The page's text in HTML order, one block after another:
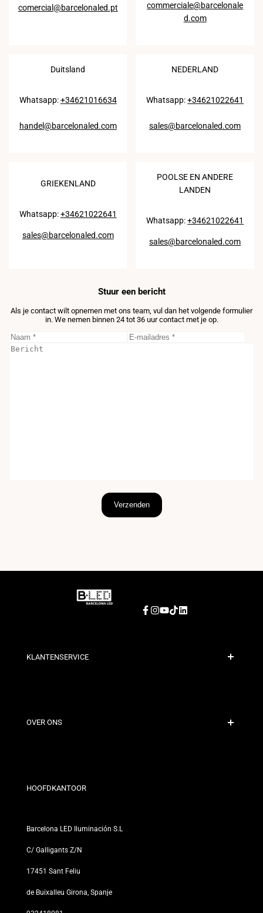
comercial@barcelonaled.pt
commerciale@barcelonale
d.com
Duitsland
Whatsapp:+34621016634
handel@barcelonaled.com
NEDERLAND
Whatsapp:+34621022641
sales@barcelonaled.com
GRIEKENLAND
Whatsapp:+34621022641
sales@barcelonaled.com
POOLSE EN ANDERE
LANDEN
Whatsapp:+34621022641
sales@barcelonaled.com
Stuur een bericht
Als je contact wilt opnemen met ons team, vul dan het volgende formulier
in. We nemen binnen 24 tot 36 uur contact met je op.
Verzenden
Facebook
Instagram
YouTube
TikTokLinkedIn
KLANTENSERVICE
Contact
OVER ONS
Onze Winkels
HOOFDKANTOOR
Barcelona LED Iluminación S.L
C/ Galligants Z/N
17451 Sant Feliu
de Buixalleu Girona, Spanje